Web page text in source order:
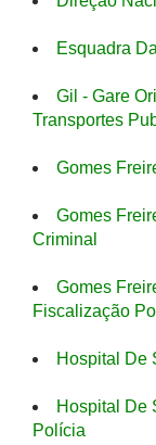
Esquadra
Gil - Gare
Transportes
Gomes
Gomes
Criminal
Gomes
Fiscalização
Hospital De
Hospital De
Polícia